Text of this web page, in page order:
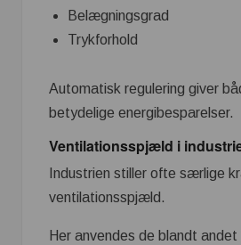
Belægningsgrad
Trykforhold
Automatisk regulering giver
betydelige energibesparelser.
Ventilationsspjæld i
Industrien stiller ofte særlige
ventilationsspjæld.
Her anvendes de blandt andet